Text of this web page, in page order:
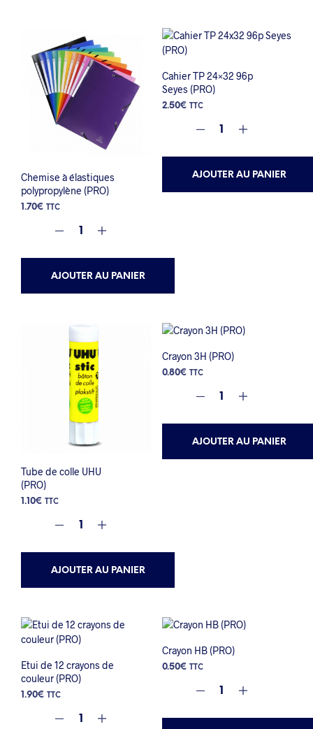
Chemise à élastiques
polypropylène (PRO)
1.70€ TTC
AJOUTER AU PANIER
Cahier TP 24×32 96p
Seyes (PRO)
2.50€ TTC
AJOUTER AU PANIER
Tube de colle UHU
(PRO)
1.10€ TTC
AJOUTER AU PANIER
Crayon 3H (PRO)
0.80€ TTC
AJOUTER AU PANIER
Etui de 12 crayons de
couleur (PRO)
1.90€ TTC
Crayon HB (PRO)
0.50€ TTC